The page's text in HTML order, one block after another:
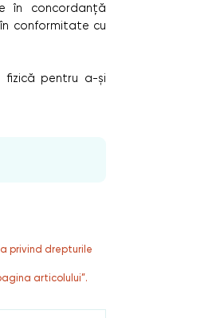
în concordanță
conformitate cu
pentru a-și
privind drepturile
articolului”.